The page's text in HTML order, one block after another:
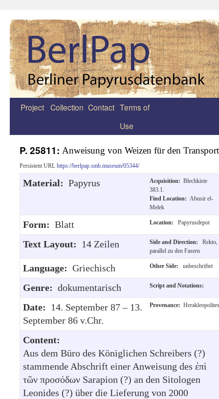
Zum
Project Collection Contact Terms of
Use
P. 25811: Anweisung von Weizen für den Transport
Persistent URL https://berlpap.smb.museum/05344/
Material: Papyrus Acquisition: Blechkiste
383.1.
Find Location: Abusir el-
Melek
Form: Blatt Location: Papyrusdepot
Text Layout: 14 Zeilen Side and Direction:
Rekto,
parallel zu den Fasern
Language: Griechisch Other Side: unbeschriftet
Genre: dokumentarisch Script and Notations:
Date: 14. September 87 – 13.
September 86 v.Chr.
Provenance: Herakleopolites
Content:
Aus dem Büro des Königlichen Schreibers (?)
stammende Abschrift einer Anweisung des ἐπὶ
τῶν προσόδων Sarapion (?) an den Sitologen
Leonides (?) über die Lieferung von 2000